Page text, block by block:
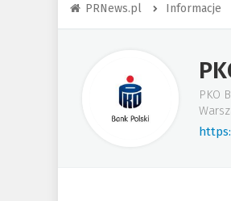
PRNews.pl Informacje
PKO